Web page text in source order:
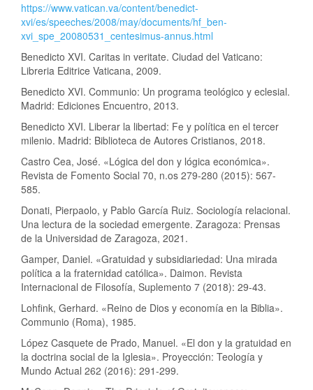
https://www.vatican.va/content/benedict-
xvi/es/speeches/2008/may/documents/hf_ben-
xvi_spe_20080531_centesimus-annus.html
Benedicto XVI. Caritas in veritate. Ciudad del Vaticano:
Libreria Editrice Vaticana, 2009.
Benedicto XVI. Communio: Un programa teológico y eclesial.
Madrid: Ediciones Encuentro, 2013.
Benedicto XVI. Liberar la libertad: Fe y política en el tercer
milenio. Madrid: Biblioteca de Autores Cristianos, 2018.
Castro Cea, José. «Lógica del don y lógica económica».
Revista de Fomento Social 70, n.os 279-280 (2015): 567-
585.
Donati, Pierpaolo, y Pablo García Ruiz. Sociología relacional.
Una lectura de la sociedad emergente. Zaragoza: Prensas
de la Universidad de Zaragoza, 2021.
Gamper, Daniel. «Gratuidad y subsidiariedad: Una mirada
política a la fraternidad católica». Daimon. Revista
Internacional de Filosofía, Suplemento 7 (2018): 29-43.
Lohfink, Gerhard. «Reino de Dios y economía en la Biblia».
Communio (Roma), 1985.
López Casquete de Prado, Manuel. «El don y la gratuidad en
la doctrina social de la Iglesia». Proyección: Teología y
Mundo Actual 262 (2016): 291-299.